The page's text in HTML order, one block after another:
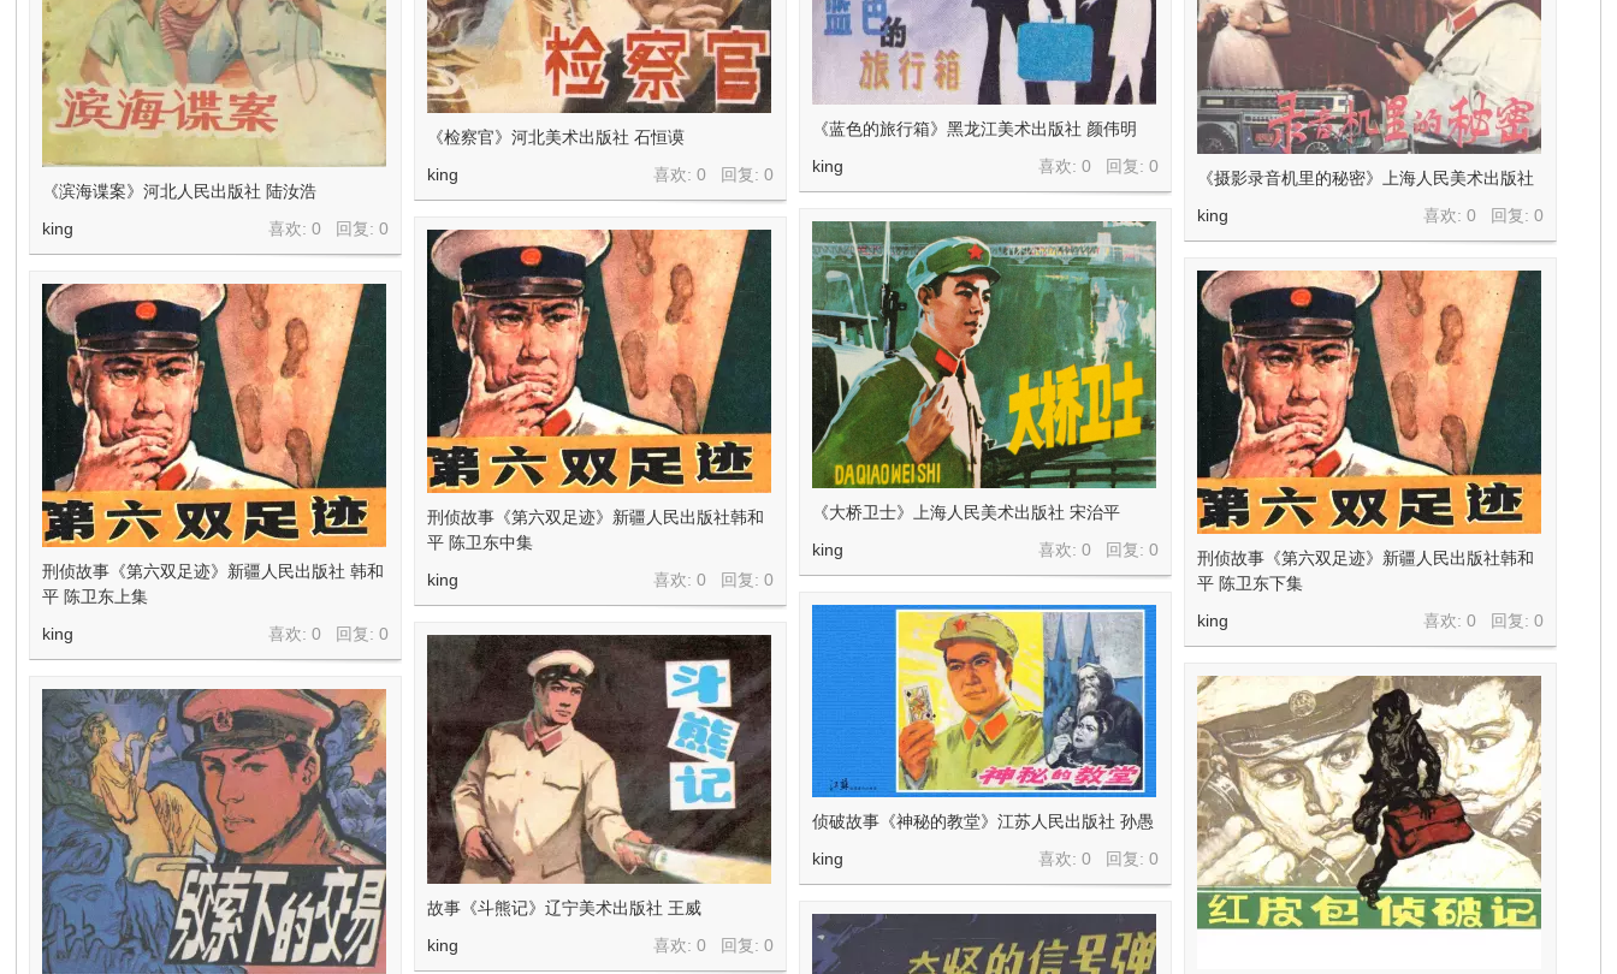
《检察官》河北美术出版社 石恒谟
喜欢: 0 回复:0
king
《蓝色的旅行箱》黑龙江美术出版社 颜伟明
喜欢: 0 回复:0
king
《滨海谍案》河北人民出版社 陆汝浩
喜欢: 0 回复:0
king
《摄影录音机里的秘密》上海人民美术出版社
喜欢: 0 回复:0
king
《大桥卫士》上海人民美术出版社 宋治平
喜欢: 0 回复:0
king
刑侦故事《第六双足迹》新疆人民出版社韩和
平 陈卫东中集
喜欢: 0 回复:0
king
刑侦故事《第六双足迹》新疆人民出版社韩和
平 陈卫东下集
喜欢: 0 回复:0
king
刑侦故事《第六双足迹》新疆人民出版社 韩和
平 陈卫东上集
喜欢: 0 回复:0
king
侦破故事《神秘的教堂》江苏人民出版社 孙愚
喜欢: 0 回复:0
king
故事《斗熊记》辽宁美术出版社 王威
喜欢: 0 回复:0
king